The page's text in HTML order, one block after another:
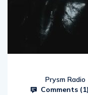
Prysm Radio
Comments (1)